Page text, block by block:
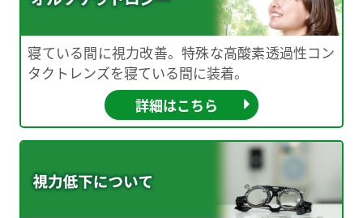
寝ている間に視力改善。特殊な高酸素透過性コン
タクトレンズを寝ている間に装着。
詳細はこちら